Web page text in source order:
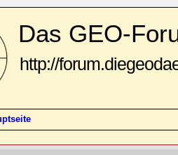
Das GEO-
http://